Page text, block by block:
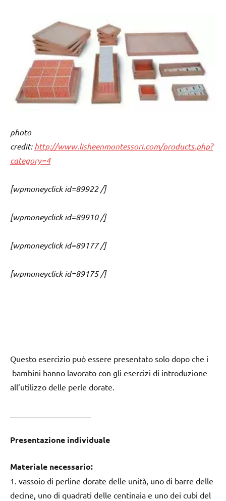
photo
credit:http://www.lisheenmontessori.com/products.php?
category=4
[wpmoneyclick id=89922 /]
[wpmoneyclick id=89910 /]
[wpmoneyclick id=89177 /]
[wpmoneyclick id=89175 /]
Questo esercizio può essere presentato solo dopo che i
bambini hanno lavorato con gli esercizi di introduzione
all’utilizzo delle perle dorate.
Presentazione individuale
Materiale necessario:
1. vassoio di perline dorate delle unità, uno di barre delle
decine, uno di quadrati delle centinaia e uno dei cubi del